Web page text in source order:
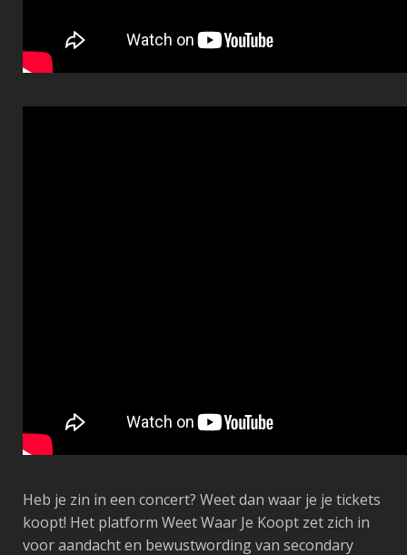
Heb je zin in een concert? Weet dan waar je je tickets
koopt! Het platform Weet Waar Je Koopt zet zich in
voor aandacht en bewustwording van secondary